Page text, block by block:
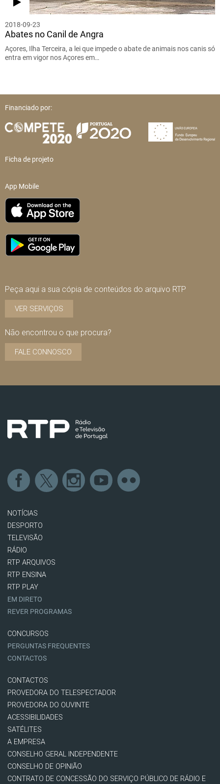
2018-09-23
Abates no Canil de Angra
Açores, Ilha Terceira, a lei que impede o abate de animais nos canis só
entra em vigor nos Açores em…
Financiado por:
Ficha de projeto
App Mobile
Peça aqui a sua cópia de conteúdos do arquivo RTP
VER SERVIÇOS
Não encontrou o que procura?
FALE CONNOSCO
NOTÍCIAS
DESPORTO
TELEVISÃO
RÁDIO
RTP ARQUIVOS
RTP ENSINA
RTP PLAY
EM DIRETO
REVER PROGRAMAS
CONCURSOS
PERGUNTAS FREQUENTES
CONTACTOS
CONTACTOS
PROVEDORA DO TELESPECTADOR
PROVEDORA DO OUVINTE
ACESSIBILIDADES
SATÉLITES
A EMPRESA
CONSELHO GERAL INDEPENDENTE
CONSELHO DE OPINIÃO
CONTRATO DE CONCESSÃO DO SERVIÇO PÚBLICO DE RÁDIO E